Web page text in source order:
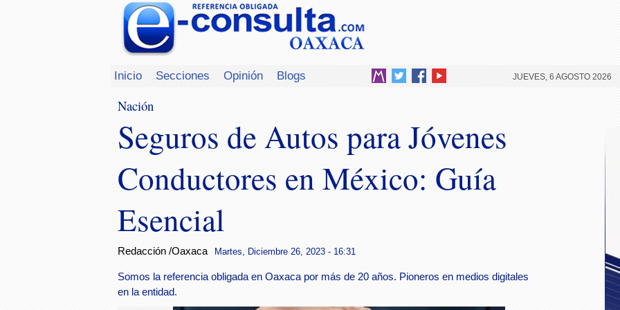
Inicio Secciones Opinión Blogs JUEVES, 6 AGOSTO 2026
Nación
Seguros de Autos para Jóvenes
Conductores en México: Guía
Esencial
Redacción /Oaxaca Martes, Diciembre 26, 2023 - 16:31
Somos la referencia obligada en Oaxaca por más de 20 años. Pioneros en medios digitales
en la entidad.